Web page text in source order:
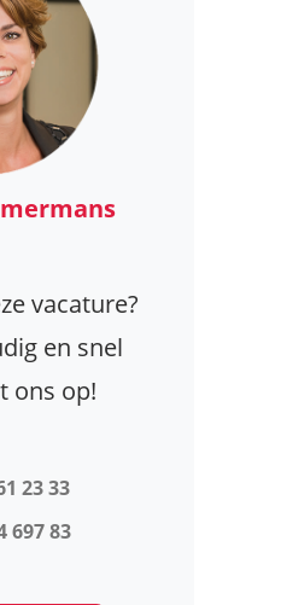
vacature?
en snel
ons op!
23 33
697 83